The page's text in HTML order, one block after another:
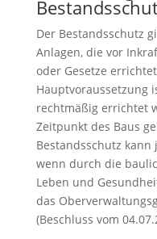
Der Bestandsschutz
Anlagen, die vor
oder Gesetze
Hauptvoraussetzung
rechtmäßig errichtet
Zeitpunkt des Baus
Bestandsschutz
wenn durch die
Leben und
das
(Beschluss vom